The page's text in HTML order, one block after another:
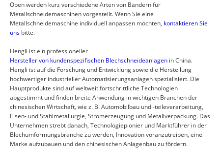
Oben werden kurz verschiedene Arten von Bändern für
Metallschneidemaschinen vorgestellt. Wenn Sie eine
Metallschneidemaschine individuell anpassen möchten, kontaktieren Sie
uns bitte.
Hengli ist ein professioneller
Hersteller von kundenspezifischen Blechschneideanlagen in China.
Hengli ist auf die Forschung und Entwicklung sowie die Herstellung
hochwertiger industrieller Automatisierungsanlagen spezialisiert. Die
Hauptprodukte sind auf weltweit fortschrittliche Technologien
abgestimmt und finden breite Anwendung in wichtigen Branchen der
chinesischen Wirtschaft, wie z. B. Automobilbau und -teileverarbeitung,
Eisen- und Stahlmetallurgie, Stromerzeugung und Metallverpackung. Das
Unternehmen strebt danach, Technologiepionier und Marktführer in der
Blechumformungsbranche zu werden, Innovation voranzutreiben, eine
Marke aufzubauen und den chinesischen Anlagenbau zu fördern.